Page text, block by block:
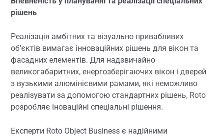
рішень
Реалізація амбітних та візуально привабливих
об’єктів вимагає інноваційних рішень для вікон та
фасадних елементів. Для надзвичайно
великогабаритних, енергозберігаючих вікон і дверей
з вузькими алюмінієвими рамами, які неможливо
реалізувати за допомогою стандартних рішень, Roto
розробляє іноваційні спеціальні рішення.
Експерти Roto Object Business є надійними